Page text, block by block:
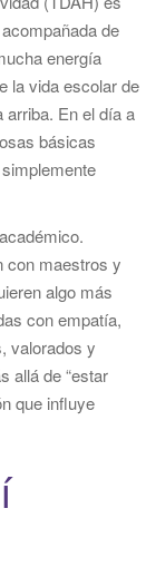
de
energía
la vida escolar de
En el día a
básicas
con maestros y
algo más
con empatía,
valorados y
allá de “estar
que influye